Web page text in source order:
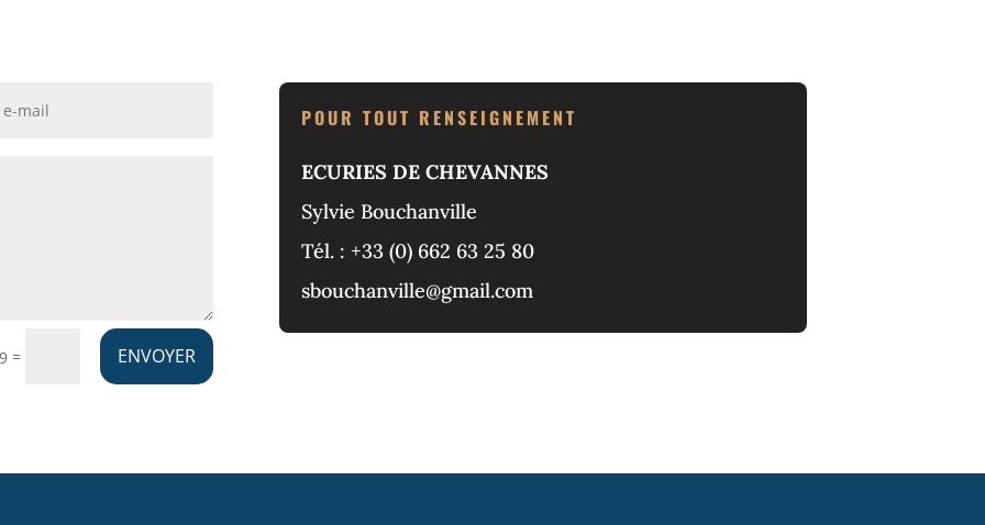
= ENVOYER
POUR TOUT RENSEIGNEMENT
ECURIES DE CHEVANNES
Sylvie Bouchanville
Tél. : +33 (0) 662 63 25 80
sbouchanville@gmail.com